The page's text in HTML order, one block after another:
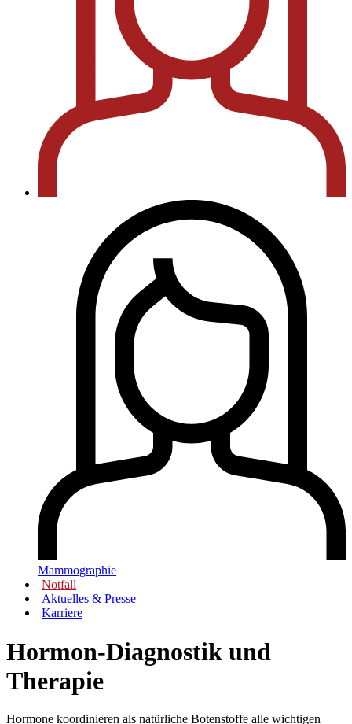
Mammographie
Notfall
Aktuelles & Presse
Karriere
Hormon-Diagnostik und
Therapie
Hormone koordinieren als natürliche Botenstoffe alle wichtigen